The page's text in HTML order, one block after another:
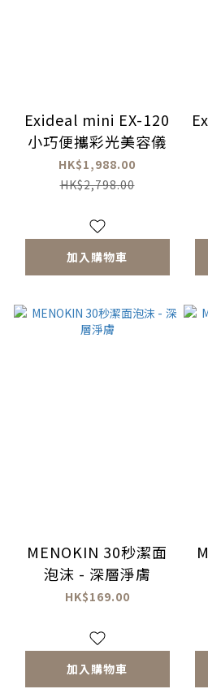
Exideal mini EX-120
小巧便攜彩光美容儀
HK$1,988.00
HK$2,798.00
加入購物車
MENOKIN 30秒潔面
泡沫 - 深層淨膚
HK$169.00
加入購物車